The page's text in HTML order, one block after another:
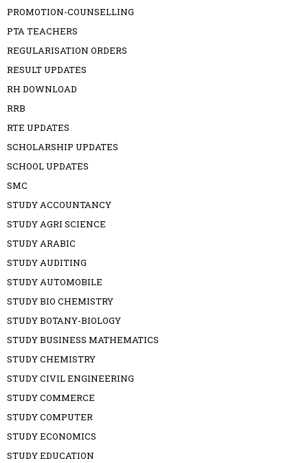
PROMOTION-COUNSELLING
PTA TEACHERS
REGULARISATION ORDERS
RESULT UPDATES
RH DOWNLOAD
RRB
RTE UPDATES
SCHOLARSHIP UPDATES
SCHOOL UPDATES
SMC
STUDY ACCOUNTANCY
STUDY AGRI SCIENCE
STUDY ARABIC
STUDY AUDITING
STUDY AUTOMOBILE
STUDY BIO CHEMISTRY
STUDY BOTANY-BIOLOGY
STUDY BUSINESS MATHEMATICS
STUDY CHEMISTRY
STUDY CIVIL ENGINEERING
STUDY COMMERCE
STUDY COMPUTER
STUDY ECONOMICS
STUDY EDUCATION